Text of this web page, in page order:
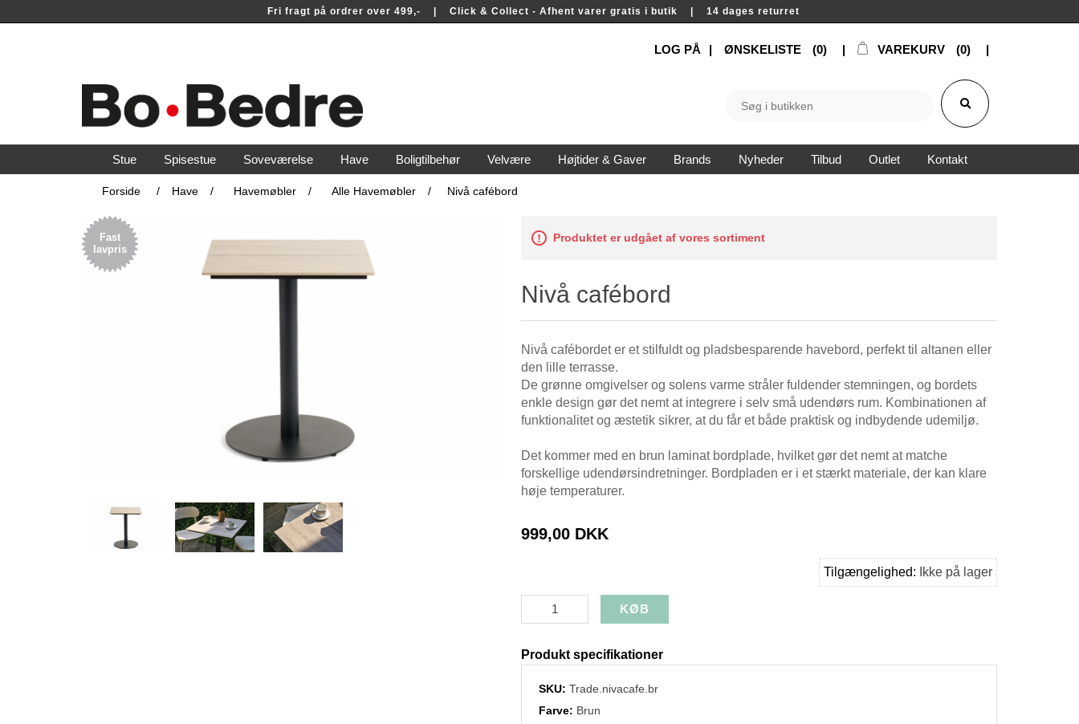
Fri fragt på ordrer over 499,- | Click & Collect - Afhent varer gratis i butik | 14 dages returret
LOG PÅ ØNSKELISTE (0) VAREKURV (0)
Stue Spisestue Soveværelse Have Boligtilbehør Velvære Højtider & Gaver Brands Nyheder Tilbud Outlet Kontakt
Forside / Have / Havemøbler / Alle Havemøbler / Nivå cafébord
Fast
lavpris
Produktet er udgået af vores sortiment
Nivå cafébord
Nivå cafébordet er et stilfuldt og pladsbesparende havebord, perfekt til altanen eller
den lille terrasse.
De grønne omgivelser og solens varme stråler fuldender stemningen, og bordets
enkle design gør det nemt at integrere i selv små udendørs rum. Kombinationen af
funktionalitet og æstetik sikrer, at du får et både praktisk og indbydende udemiljø.
Det kommer med en brun laminat bordplade, hvilket gør det nemt at matche
forskellige udendørsindretninger. Bordpladen er i et stærkt materiale, der kan klare
høje temperaturer.
999,00 DKK
Tilgængelighed: Ikke på lager
Produkt specifikationer
SKU:Trade.nivacafe.br
Farve: Brun